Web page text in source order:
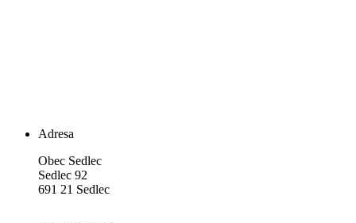
Adresa
Obec Sedlec
Sedlec 92
691 21 Sedlec